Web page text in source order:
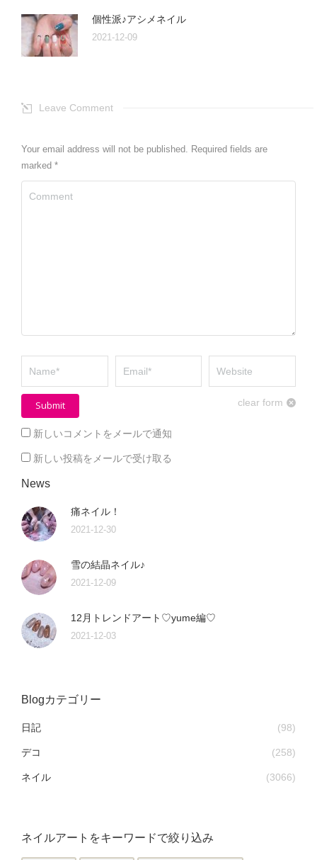
個性派♪アシメネイル
2021-12-09
Leave Comment
Your email address will not be published. Required fields are
marked *
clear form
Submit
新しいコメントをメールで通知
新しい投稿をメールで受け取る
News
痛ネイル！
2021-12-30
雪の結晶ネイル♪
2021-12-09
12月トレンドアート♡yume編♡
2021-12-03
Blogカテゴリー
日記 (98)
デコ (258)
ネイル (3066)
ネイルアートをキーワードで絞り込み